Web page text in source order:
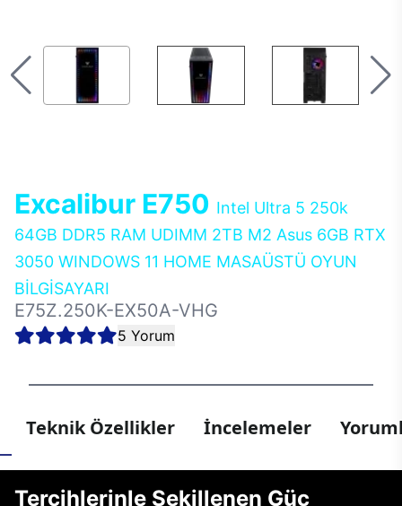
Excalibur E750 Intel Ultra 5 250k
64GB DDR5 RAM UDIMM 2TB M2 Asus 6GB RTX
3050 WINDOWS 11 HOME MASAÜSTÜ OYUN
BİLGİSAYARI
E75Z.250K-EX50A-VHG
5 Yorum
Teknik Özellikler İncelemeler
Tercihlerinle Şekillenen Güç